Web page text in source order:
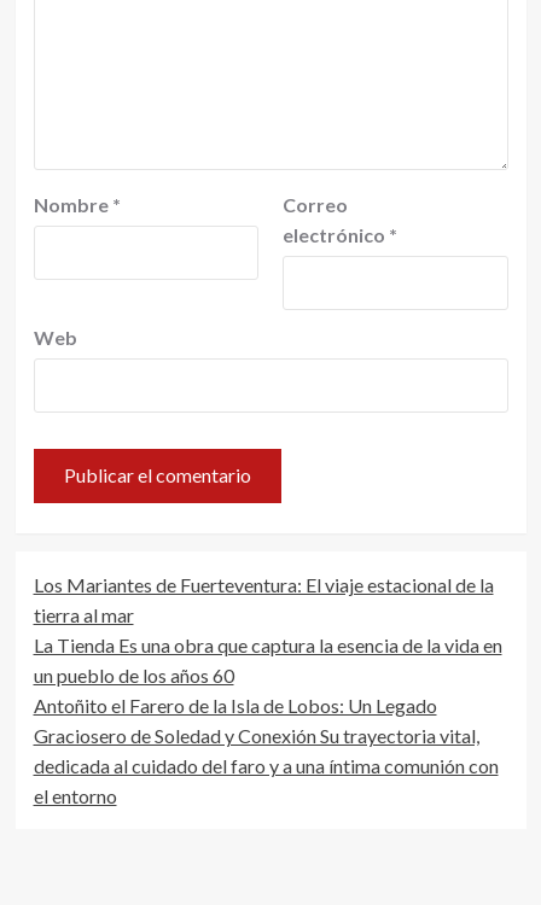
Nombre *
Correo
electrónico *
Web
Los Mariantes de Fuerteventura: El viaje estacional de la
tierra al mar
La Tienda Es una obra que captura la esencia de la vida en
un pueblo de los años 60
Antoñito el Farero de la Isla de Lobos: Un Legado
Graciosero de Soledad y Conexión Su trayectoria vital,
dedicada al cuidado del faro y a una íntima comunión con
el entorno